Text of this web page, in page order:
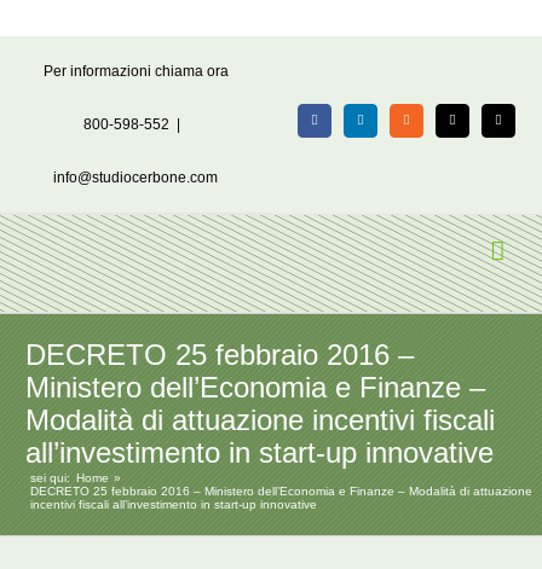
Per informazioni chiama ora
800-598-552
info@studiocerbone.com
FacebookLinkedIn Rss X Email
DECRETO 25 febbraio 2016 –
Ministero dell’Economia e Finanze –
Modalità di attuazione incentivi fiscali
all’investimento in start-up innovative
sei qui: Home
DECRETO 25 febbraio 2016 – Ministero dell’Economia e Finanze – Modalità di attuazione
incentivi fiscali all’investimento in start-up innovative